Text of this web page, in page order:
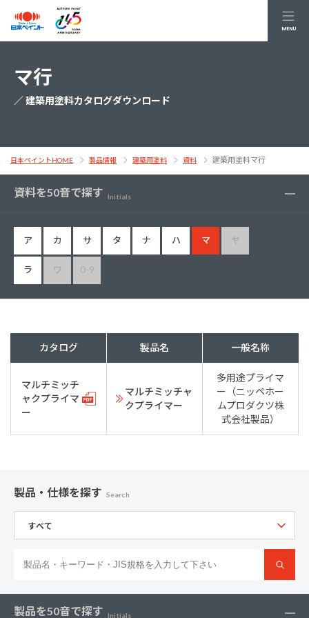
MENU
マ行
／ 建築用塗料カタログダウンロード
日本ペイントHOME 製品情報 建築用塗料 資料 建築用塗料マ行
資料を50音で探す Initials
ア カ サ タ ナ ハ マ ヤ
ラ ワ 0-9
カタログ 製品名 一般名称
マルチミッチ
ャクプライマ
ー
マルチミッチャ
クプライマー
多用途プライマ
ー（ニッペホー
ムプロダクツ株
式会社製品）
製品・仕様を探す Search
製品を50音で探す Initials